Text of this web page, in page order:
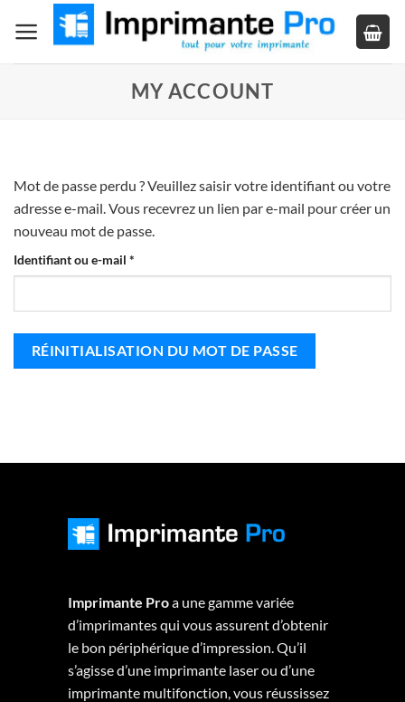
MY ACCOUNT
Mot de passe perdu ? Veuillez saisir votre identifiant ou votre
adresse e-mail. Vous recevrez un lien par e-mail pour créer un
nouveau mot de passe.
Identifiant ou e-mail *
RÉINITIALISATION DU MOT DE PASSE
Imprimante Proa une gamme variée
d’imprimantes qui vous assurent d’obtenir
le bon périphérique d’impression. Qu’il
s’agisse d’une imprimante laser ou d’une
imprimante multifonction, vous réussissez